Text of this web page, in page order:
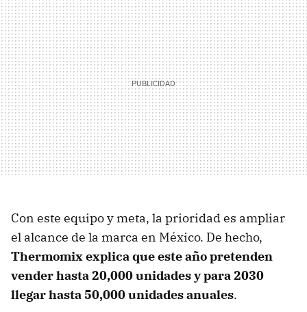
Con este equipo y meta, la prioridad es ampliar
el alcance de la marca en México. De hecho,
Thermomix explica que este año pretenden
vender hasta 20,000 unidades y para 2030
llegar hasta 50,000 unidades anuales.